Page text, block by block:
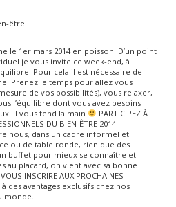
être
le 1er mars 2014 en poisson D’un point
je vous invite ce week-end, à
Pour cela il est nécessaire de
Prenez le temps pour allez vous
de vos possibilités), vous relaxer,
l’équilibre dont vous avez besoins
Il vous tend la main
PARTICIPEZ À
DU BIEN-ÊTRE 2014 !
nous, dans un cadre informel et
ou de table ronde, rien que des
buffet pour mieux se connaître et
au placard, on vient avec sa bonne
INSCRIRE AUX PROCHAINES
à des avantages exclusifs chez nos
monde…